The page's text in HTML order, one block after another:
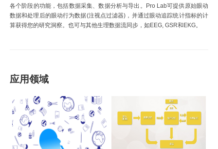
各个阶段的功能，包括数据采集、数据分析与导出。Pro Lab可提供原始眼动
数据和处理后的眼动行为数据(注视点过滤器)，并通过眼动追踪统计指标的计
算获得您的研究洞察。也可与其他生理数据流同步，如EEG, GSR和EKG。
应用领域